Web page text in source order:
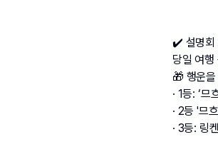
✔️ 설명회
당일 여
🎁 행운
· 1등: ‘
· 2등 '므
· 3등: 링